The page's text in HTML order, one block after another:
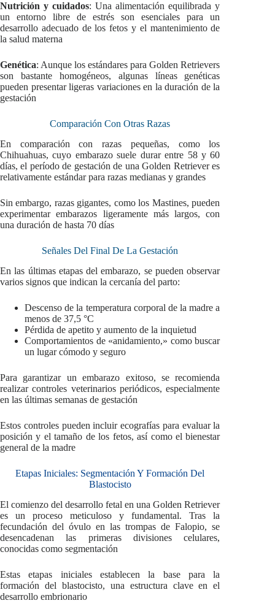
Nutrición y cuidados: Una alimentación equilibrada y
un entorno libre de estrés son esenciales para un
desarrollo adecuado de los fetos y el mantenimiento de
la salud materna
Genética: Aunque los estándares para Golden Retrievers
son bastante homogéneos, algunas líneas genéticas
pueden presentar ligeras variaciones en la duración de la
gestación
Comparación Con Otras Razas
En comparación con razas pequeñas, como los
Chihuahuas, cuyo embarazo suele durar entre 58 y 60
días, el período de gestación de una Golden Retriever es
relativamente estándar para razas medianas y grandes
Sin embargo, razas gigantes, como los Mastines, pueden
experimentar embarazos ligeramente más largos, con
una duración de hasta 70 días
Señales Del Final De La Gestación
En las últimas etapas del embarazo, se pueden observar
varios signos que indican la cercanía del parto:
Descenso de la temperatura corporal de la madre a
menos de 37,5 °C
Pérdida de apetito y aumento de la inquietud
Comportamientos de «anidamiento,» como buscar
un lugar cómodo y seguro
Para garantizar un embarazo exitoso, se recomienda
realizar controles veterinarios periódicos, especialmente
en las últimas semanas de gestación
Estos controles pueden incluir ecografías para evaluar la
posición y el tamaño de los fetos, así como el bienestar
general de la madre
Etapas Iniciales: Segmentación Y Formación Del
Blastocisto
El comienzo del desarrollo fetal en una Golden Retriever
es un proceso meticuloso y fundamental. Tras la
fecundación del óvulo en las trompas de Falopio, se
desencadenan las primeras divisiones celulares,
conocidas como segmentación
Estas etapas iniciales establecen la base para la
formación del blastocisto, una estructura clave en el
desarrollo embrionario